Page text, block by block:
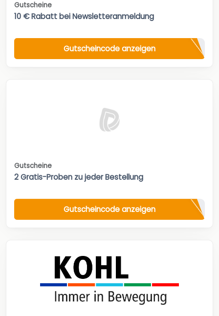
Gutscheine
10 € Rabatt bei Newsletteranmeldung
Gutscheincode anzeigen
Gutscheine
2 Gratis-Proben zu jeder Bestellung
Gutscheincode anzeigen